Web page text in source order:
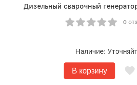
Дизельный сварочный
0
Наличие:
В корзину